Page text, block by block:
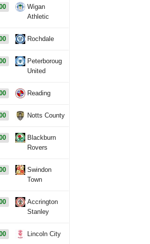
Wigan
Athletic
Rochdale
Peterboroug
United
Reading
Notts County
Blackburn
Rovers
Swindon
Town
Accrington
Stanley
Lincoln City